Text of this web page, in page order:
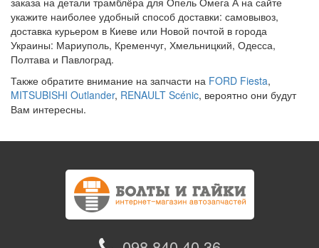
укажите наиболее удобный способ доставки: самовывоз,
доставка курьером в Киеве или Новой почтой в города
Украины: Мариуполь, Кременчуг, Хмельницкий, Одесса,
Полтава и Павлоград.
Также обратите внимание на запчасти на FORD Fiesta,
MITSUBISHI Outlander, RENAULT Scénic, вероятно они будут
Вам интересны.